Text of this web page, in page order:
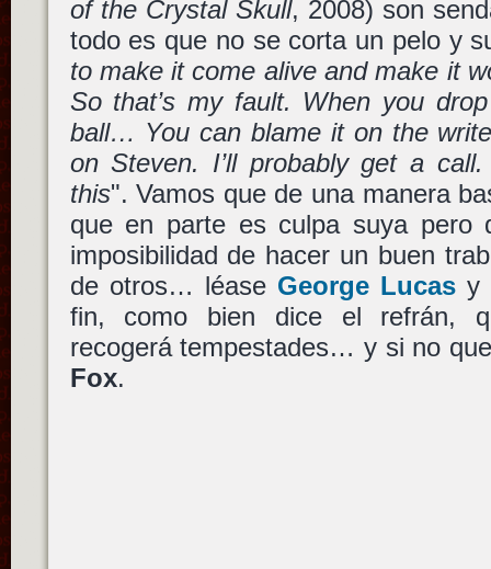
of the Crystal Skull, 2008) son
todo es que no se corta un pelo y
to make it come alive and make it
So that’s my fault. When you
ball… You can blame it on the
on Steven. I’ll probably get a
this". Vamos que de una manera
que en parte es culpa suya pero
imposibilidad de hacer un buen
de otros… léase George Lucas y
fin, como bien dice el refrán,
recogerá tempestades… y si no
Fox.